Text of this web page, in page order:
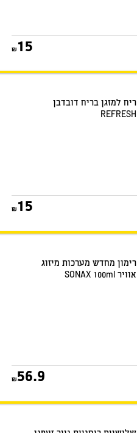
15
ריח למזגן בריח דובדבן
REFRESH
15
רימון מחדש מערכות מיזוג
אוויר SONAX 100ml
56.9